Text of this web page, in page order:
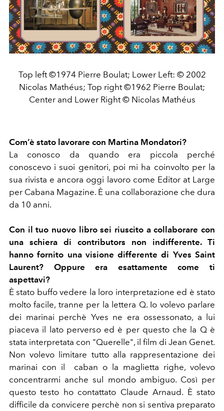
Top left ©1974 Pierre Boulat; Lower Left: © 2002
Nicolas Mathéus; Top right ©1962 Pierre Boulat;
Center and Lower Right © Nicolas Mathéus
Com’è stato lavorare con Martina Mondatori?
La conosco da quando era piccola perché
conoscevo i suoi genitori, poi mi ha coinvolto per la
sua rivista e ancora oggi lavoro come Editor at Large
per Cabana Magazine. È una collaborazione che dura
da 10 anni.
Con il tuo nuovo libro sei riuscito a collaborare con
una schiera di contributors non indifferente. Ti
hanno fornito una visione differente di Yves Saint
Laurent? Oppure era esattamente come ti
aspettavi?
È stato buffo vedere la loro interpretazione ed è stato
molto facile, tranne per la lettera Q. Io volevo parlare
dei marinai perchè Yves ne era ossessonato, a lui
piaceva il lato perverso ed è per questo che la Q è
stata interpretata con "Querelle", il film di Jean Genet.
Non volevo limitare tutto alla rappresentazione dei
marinai con il caban o la maglietta righe, volevo
concentrarmi anche sul mondo ambiguo. Così per
questo testo ho contattato Claude Arnaud. È stato
difficile da convicere perchè non si sentiva preparato